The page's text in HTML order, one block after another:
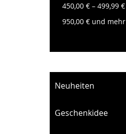
Neuheiten
Geschenkidee
450,00 € – 499,99 €
950,00 € und mehr